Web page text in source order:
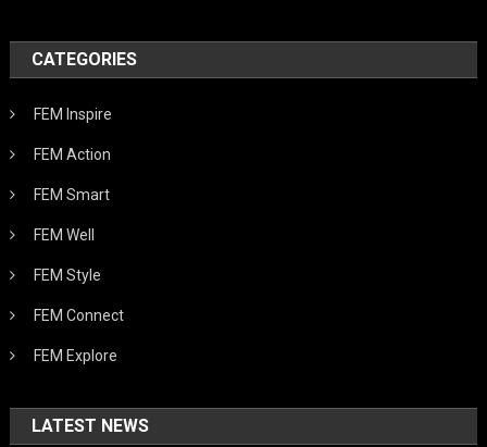
CATEGORIES
FEM Inspire
FEM Action
FEM Smart
FEM Well
FEM Style
FEM Connect
FEM Explore
LATEST NEWS